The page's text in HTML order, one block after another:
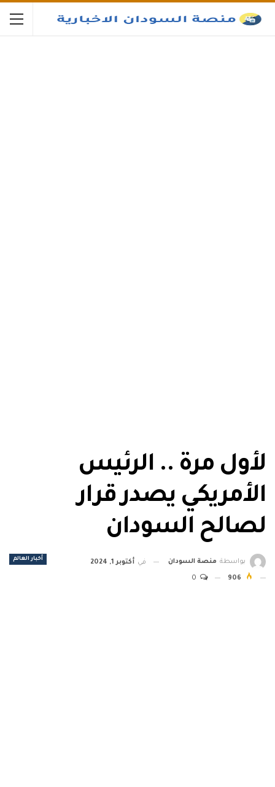
لأول مرة .. الرئيس
الأمريكي يصدر قرار
لصالح السودان
أخبار العالم بواسطة منصة السودان في أكتوبر 1, 2024
906